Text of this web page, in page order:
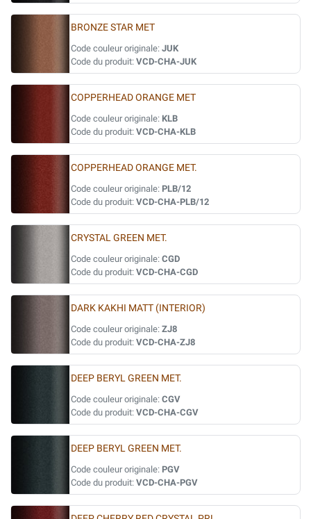
BRONZE STAR MET
Code couleur originale: JUK
Code du produit: VCD-CHA-JUK
COPPERHEAD ORANGE MET
Code couleur originale: KLB
Code du produit: VCD-CHA-KLB
COPPERHEAD ORANGE MET.
Code couleur originale: PLB/12
Code du produit: VCD-CHA-PLB/12
CRYSTAL GREEN MET.
Code couleur originale: CGD
Code du produit: VCD-CHA-CGD
DARK KAKHI MATT (INTERIOR)
Code couleur originale: ZJ8
Code du produit: VCD-CHA-ZJ8
DEEP BERYL GREEN MET.
Code couleur originale: CGV
Code du produit: VCD-CHA-CGV
DEEP BERYL GREEN MET.
Code couleur originale: PGV
Code du produit: VCD-CHA-PGV